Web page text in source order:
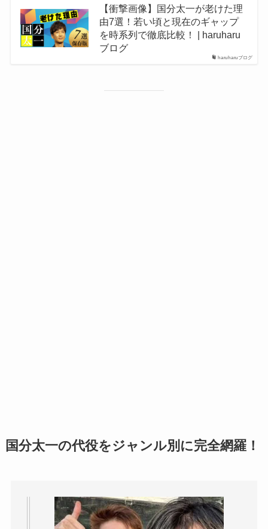
haruharuブログ
【衝撃画像】国分太一が老けた理
由7選！若い頃と現在のギャップ
を時系列で徹底比較！ | haruharu
ブログ
国分太一の代役をジャンル別に完全網羅！